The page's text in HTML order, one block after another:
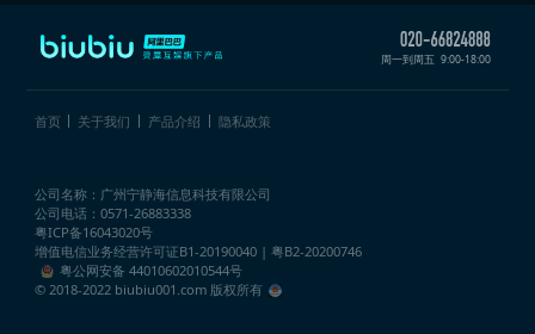
周一到周五 9:00-18:00
首页 关于我们 产品介绍 隐私政策
公司名称：广州宁静海信息科技有限公司
公司电话：0571-26883338
粤ICP备16043020号
增值电信业务经营许可证B1-20190040 | 粤B2-20200746
粤公网安备 44010602010544号
© 2018-2022 biubiu001.com 版权所有